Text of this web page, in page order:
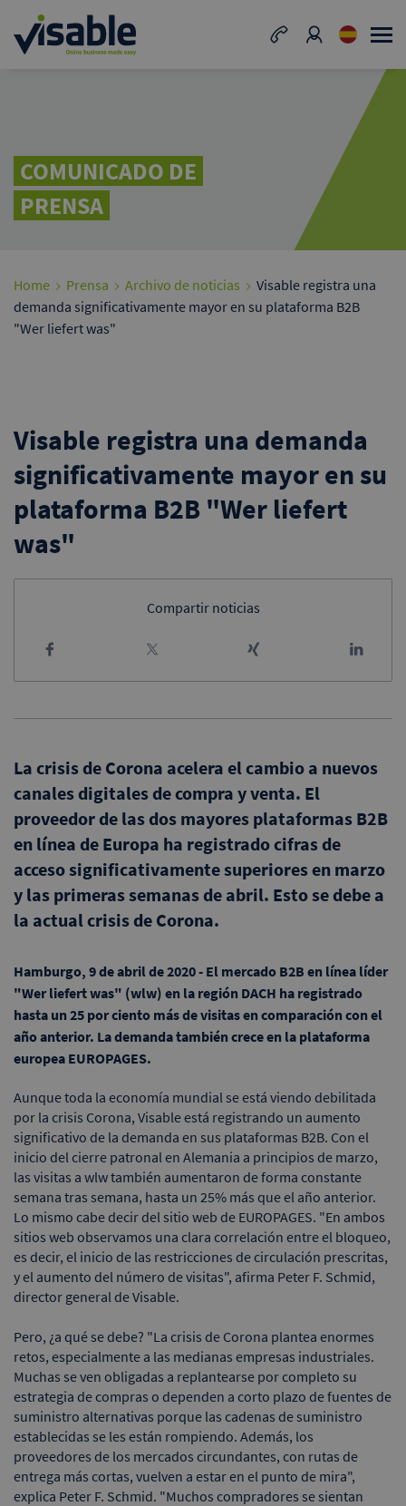
COMUNICADO DE
PRENSA
Home Prensa Archivo de noticias
Visable registra una
demanda significativamente mayor en su plataforma B2B
"Wer liefert was"
Visable registra una demanda
significativamente mayor en su
plataforma B2B "Wer liefert
was"
Compartir noticias
La crisis de Corona acelera el cambio a nuevos
canales digitales de compra y venta. El
proveedor de las dos mayores plataformas B2B
en línea de Europa ha registrado cifras de
acceso significativamente superiores en marzo
y las primeras semanas de abril. Esto se debe a
la actual crisis de Corona.
Hamburgo, 9 de abril de 2020 - El mercado B2B en línea líder
"Wer liefert was" (wlw) en la región DACH ha registrado
hasta un 25 por ciento más de visitas en comparación con el
año anterior. La demanda también crece en la plataforma
europea EUROPAGES.
Aunque toda la economía mundial se está viendo debilitada
por la crisis Corona, Visable está registrando un aumento
significativo de la demanda en sus plataformas B2B. Con el
inicio del cierre patronal en Alemania a principios de marzo,
las visitas a wlw también aumentaron de forma constante
semana tras semana, hasta un 25% más que el año anterior.
Lo mismo cabe decir del sitio web de EUROPAGES. "En ambos
sitios web observamos una clara correlación entre el bloqueo,
es decir, el inicio de las restricciones de circulación prescritas,
y el aumento del número de visitas", afirma Peter F. Schmid,
director general de Visable.
Pero, ¿a qué se debe? "La crisis de Corona plantea enormes
retos, especialmente a las medianas empresas industriales.
Muchas se ven obligadas a replantearse por completo su
estrategia de compras o dependen a corto plazo de fuentes de
suministro alternativas porque las cadenas de suministro
establecidas se les están rompiendo. Además, los
proveedores de los mercados circundantes, con rutas de
entrega más cortas, vuelven a estar en el punto de mira",
explica Peter F. Schmid. "Muchos compradores se sientan